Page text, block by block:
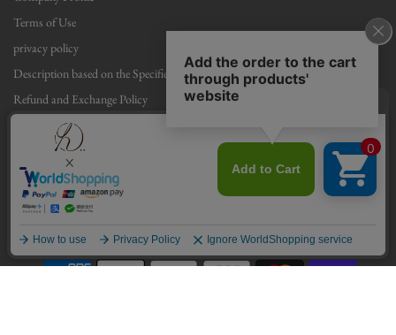
Terms of Use
privacy policy
Description based on the Specified Commercial Transactions Act
Refund and Exchange Policy